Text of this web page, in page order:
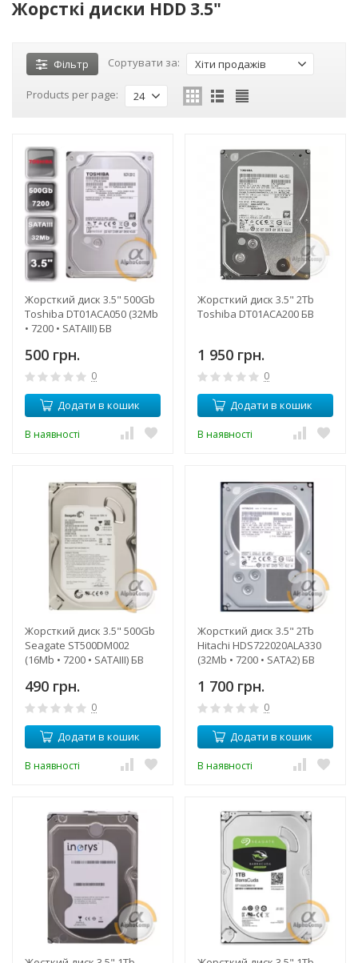
Жорсткі диски HDD 3.5"
Фільтр Сортувати за: Хіти продажів
Products per page: 24
Жорсткий диск 3.5" 500Gb
Toshiba DT01ACA050 (32Mb
• 7200 • SATAIII) БВ
500 грн.
0
Додати в кошик
В наявності
Жорсткий диск 3.5" 2Tb
Toshiba DT01ACA200 БВ
1 950 грн.
0
Додати в кошик
В наявності
Жорсткий диск 3.5" 500Gb
Seagate ST500DM002
(16Mb • 7200 • SATAIII) БВ
490 грн.
0
Додати в кошик
В наявності
Жорсткий диск 3.5" 2Tb
Hitachi HDS722020ALA330
(32Mb • 7200 • SATA2) БВ
1 700 грн.
0
Додати в кошик
В наявності